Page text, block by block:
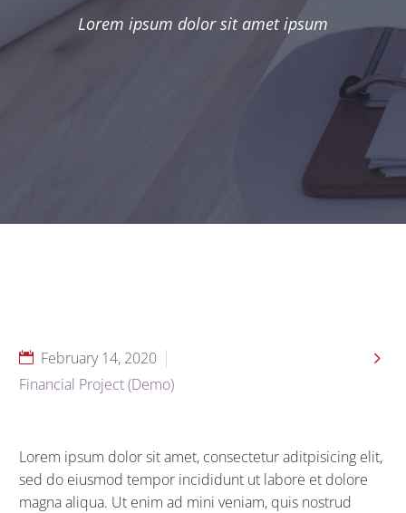
Lorem ipsum dolor sit amet ipsum

February 14, 2020
Financial Project (Demo)
Lorem ipsum dolor sit amet, consectetur aditpisicing elit,
sed do eiusmod tempor incididunt ut labore et dolore
magna aliqua. Ut enim ad mini veniam, quis nostrud